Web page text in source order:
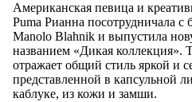
Американская певица и
Puma Рианна посотрудничала
Manolo Blahnik и выпустила
названием «Дикая коллекция».
отражает общий стиль яркой и
представленной в капсульной
каблуке, из кожи и замши.